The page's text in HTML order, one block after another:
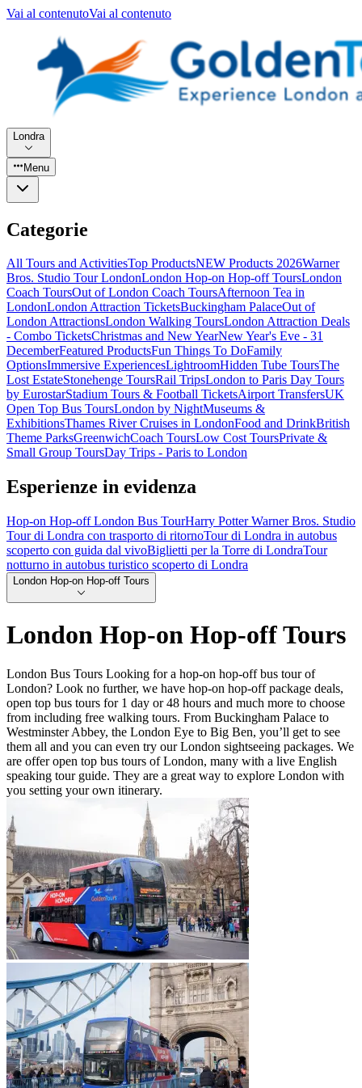
Vai al contenutoVai al contenuto
Londra
Menu
Categorie
All Tours and ActivitiesTop ProductsNEW Products 2026Warner
Bros. Studio Tour LondonLondon Hop-on Hop-off ToursLondon
Coach ToursOut of London Coach ToursAfternoon Tea in
LondonLondon Attraction TicketsBuckingham PalaceOut of
London AttractionsLondon Walking ToursLondon Attraction Deals
- Combo TicketsChristmas and New YearNew Year's Eve - 31
DecemberFeatured ProductsFun Things To DoFamily
OptionsImmersive ExperiencesLightroomHidden Tube ToursThe
Lost EstateStonehenge ToursRail TripsLondon to Paris Day Tours
by EurostarStadium Tours & Football TicketsAirport TransfersUK
Open Top Bus ToursLondon by NightMuseums &
ExhibitionsThames River Cruises in LondonFood and DrinkBritish
Theme ParksGreenwichCoach ToursLow Cost ToursPrivate &
Small Group ToursDay Trips - Paris to London
Esperienze in evidenza
Hop-on Hop-off London Bus TourHarry Potter Warner Bros. Studio
Tour di Londra con trasporto di ritornoTour di Londra in autobus
scoperto con guida dal vivoBiglietti per la Torre di LondraTour
notturno in autobus turistico scoperto di Londra
London Hop-on Hop-off Tours
London Hop-on Hop-off Tours
London Bus Tours Looking for a hop-on hop-off bus tour of
London? Look no further, we have hop-on hop-off package deals,
open top bus tours for 1 day or 48 hours and much more to choose
from including free walking tours. From Buckingham Palace to
Westminster Abbey, the London Eye to Big Ben, you’ll get to see
them all and you can even try our London sightseeing packages. We
are offer open top bus tours of London, many with a live English
speaking tour guide. They are a great way to explore London with
you setting your own itinerary.